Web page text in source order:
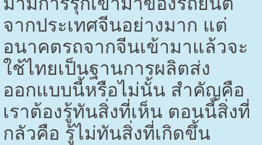
จากประเทศจีนอย่างมาก แต่
อนาคตรถจากจีนเข้ามาแล้วจะ
ใช้ไทยเป็นฐานการผลิตส่ง
ออกแบบนี้หรือไม่นั้น สำคัญคือ
เราต้องรู้ทันสิ่งที่เห็น ตอนนี้สิ่งที่
กลัวคือ รู้ไม่ทันสิ่งที่เกิดขึ้น